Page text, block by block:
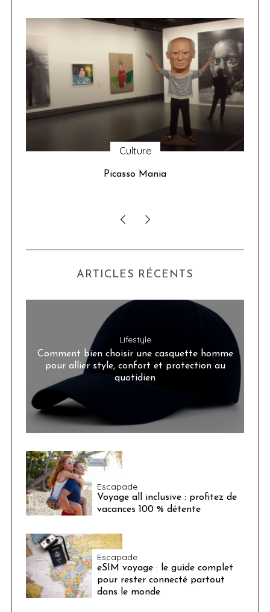
Culture
Picasso Mania
ARTICLES RÉCENTS
Lifestyle
Comment bien choisir une casquette homme
pour allier style, confort et protection au
quotidien
Escapade
Voyage all inclusive : profitez de
vacances 100 % détente
Escapade
eSIM voyage : le guide complet
pour rester connecté partout
dans le monde